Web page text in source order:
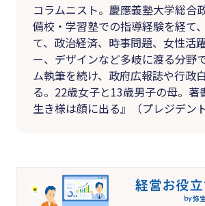
コラムニスト。慶應義塾大学総合
備校・学習塾での指導経験を経て
て、政治経済、時事問題、女性活
ー、デザインなど多岐に渡る分野
ム執筆を続け、政府広報誌や行政
る。22歳女子と13歳男子の母。著
生き様は顔に出る』（プレジデン